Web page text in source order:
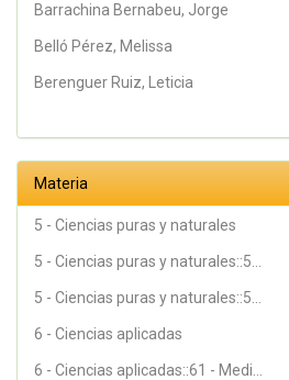
Barrachina Bernabeu, Jorge
Belló Pérez, Melissa
Berenguer Ruiz, Leticia
Materia
5 - Ciencias puras y naturales
5 - Ciencias puras y naturales::5...
5 - Ciencias puras y naturales::5...
6 - Ciencias aplicadas
6 - Ciencias aplicadas::61 - Medi...